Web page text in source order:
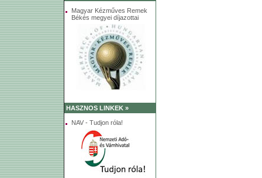
Magyar Kézműves Remek
Békés megyei díjazottai
HASZNOS LINKEK »
NAV - Tudjon róla!